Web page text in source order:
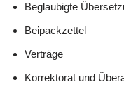
Beglaubigte
Beipackzettel
Verträge
Korrektorat und